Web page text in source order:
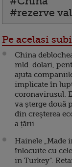
#rezerve
Pe acelasi
China
mld. dolari,
ajuta
implicate în
coronavirusul.
va șterge două
din creşterea
a țării
Hainele „Made
înlocuite cu
in Turkey".